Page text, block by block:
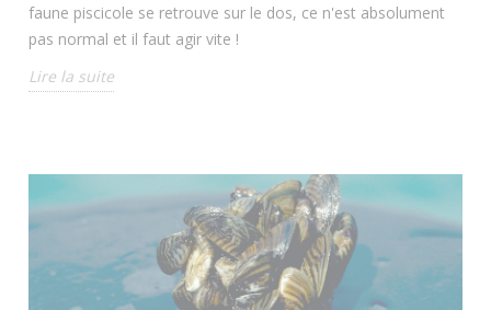
faune piscicole se retrouve sur le dos, ce n'est absolument
pas normal et il faut agir vite !
Lire la suite